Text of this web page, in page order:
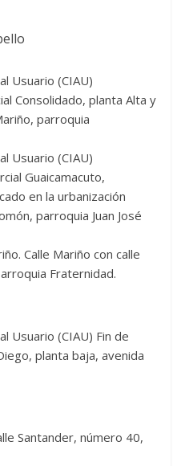
Usuario (CIAU)
Consolidado, planta Alta y
parroquia
Usuario (CIAU)
Guaicamacuto,
en la urbanización
parroquia Juan José
Calle Mariño con calle
Fraternidad.
Usuario (CIAU) Fin de
planta baja, avenida
Santander, número 40,